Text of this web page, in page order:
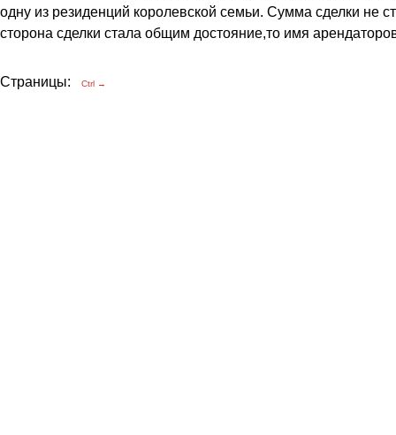
одну из резиденций королевской семьи. Сумма сделки не
сторона сделки стала общим достояние,то имя
Страницы: Ctrl →